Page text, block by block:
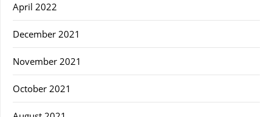
April 2022
December 2021
November 2021
October 2021